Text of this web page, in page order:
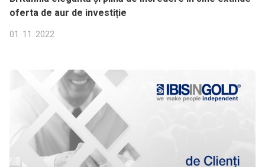
oferta de aur de investiție
01. 11. 2022